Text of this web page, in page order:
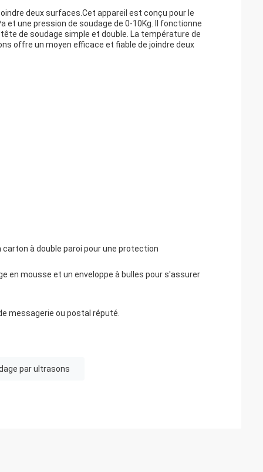
deux surfaces.Cet appareil est conçu pour le
et une pression de soudage de 0-10Kg. Il fonctionne
de soudage simple et double. La température de
offre un moyen efficace et fiable de joindre deux
à double paroi pour une protection
en mousse et un enveloppe à bulles pour s'assurer
messagerie ou postal réputé.
par ultrasons